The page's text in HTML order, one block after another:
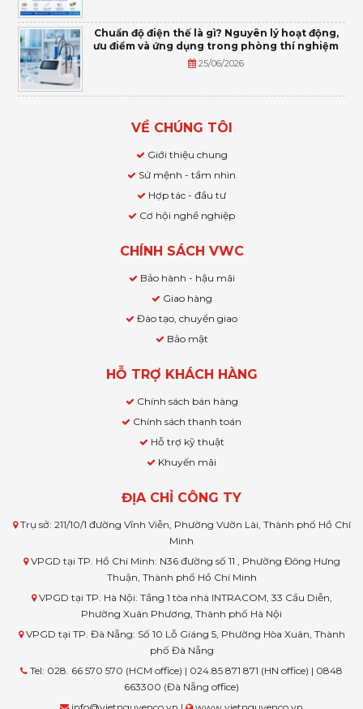
Chuẩn độ điện thế là gì? Nguyên lý hoạt động,
ưu điểm và ứng dụng trong phòng thí nghiệm
25/06/2026
VỀ CHÚNG TÔI
Giới thiệu chung
Sứ mệnh - tầm nhìn
Hợp tác - đầu tư
Cơ hội nghề nghiệp
CHÍNH SÁCH VWC
Bảo hành - hậu mãi
Giao hàng
Đào tạo, chuyển giao
Bảo mật
HỖ TRỢ KHÁCH HÀNG
Chính sách bán hàng
Chính sách thanh toán
Hỗ trợ kỹ thuật
Khuyến mãi
ĐỊA CHỈ CÔNG TY
Trụ sở: 211/10/1 đường Vĩnh Viễn, Phường Vườn Lài, Thành phố Hồ Chí
Minh
VPGD tại TP. Hồ Chí Minh: N36 đường số 11 , Phường Đông Hưng
Thuận, Thành phố Hồ Chí Minh
VPGD tại TP. Hà Nội: Tầng 1 tòa nhà INTRACOM, 33 Cầu Diễn,
Phường Xuân Phương, Thành phố Hà Nội
VPGD tại TP. Đà Nẵng: Số 10 Lỗ Giáng 5, Phường Hòa Xuân, Thành
phố Đà Nẵng
Tel: 028. 66 570 570 (HCM office) | 024.85 871 871 (HN office) | 0848
663300 (Đà Nẵng office)